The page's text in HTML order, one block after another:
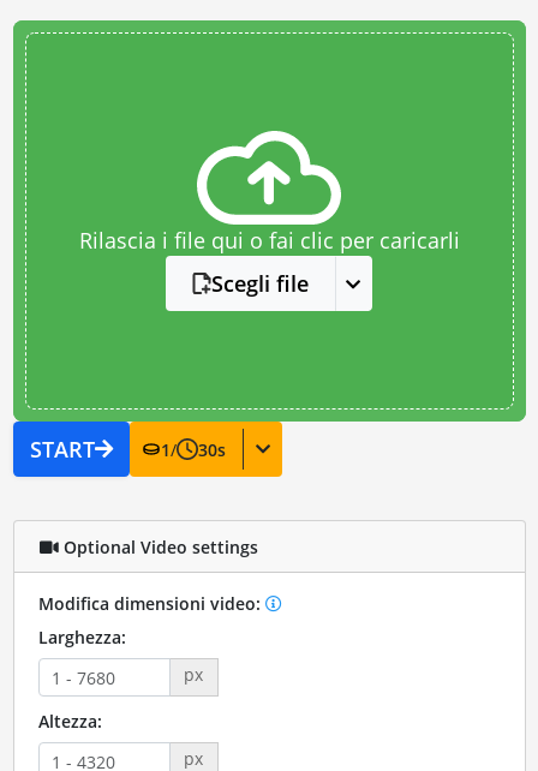
Rilascia i file qui o fai clic per caricarli
Scegli file
START 1/ 30s
Optional Video settings
Modifica dimensioni video:
Larghezza:
px
Altezza:
px